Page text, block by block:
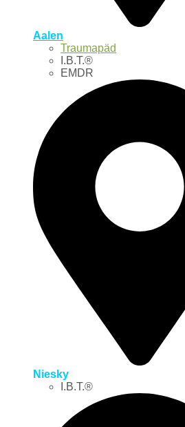
Aalen
Traumapäd
I.B.T.®
EMDR
Niesky
I.B.T.®